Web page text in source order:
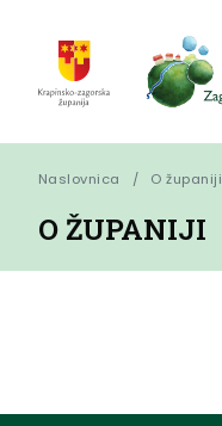
Naslovnica O županiji
O ŽUPANIJI